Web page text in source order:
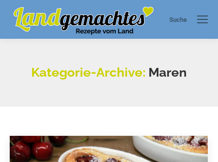
Search:
Suche
Kategorie-Archive: Maren